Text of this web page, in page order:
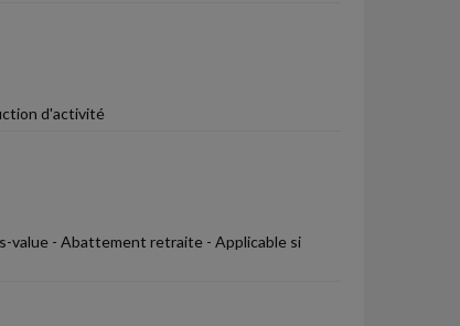
d'activité
value - Abattement retraite - Applicable si